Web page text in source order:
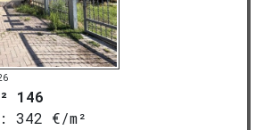
146
342 €/m²